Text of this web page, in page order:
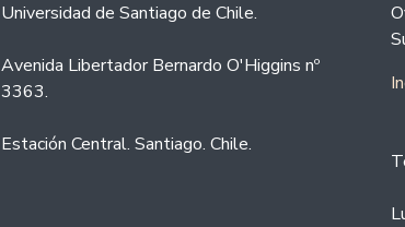
Universidad de Santiago de Chile.
Avenida Libertador Bernardo O'Higgins nº
3363.
Estación Central. Santiago. Chile.